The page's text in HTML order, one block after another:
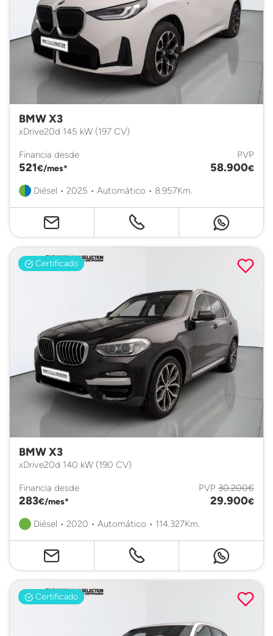
BMW X3
xDrive20d 145 kW (197 CV)
Financia desde
521€/mes*
PVP
58.900€
Diésel • 2025 • Automático • 8.957Km.
Certificado
BMW X3
xDrive20d 140 kW (190 CV)
Financia desde
283€/mes*
PVP 30.200€
29.900€
Diésel • 2020 • Automático • 114.327Km.
Certificado